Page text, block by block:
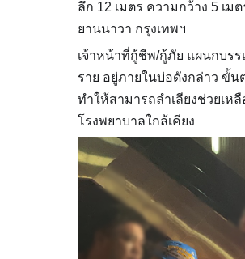
ลึก 12 เมตร ความกว้าง 5 เม
ยานนาวา กรุงเทพฯ
เจ้าหน้าที่กู้ชีพ/กู้ภัย แผนกบร
ราย อยู่ภายในบ่อดังกล่าว ขั้
ทำให้สามารถลำเลียงช่วยเ
โรงพยาบาลใกล้เคียง